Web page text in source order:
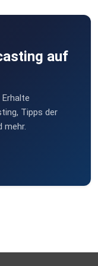
auf
Tipps der
mehr.